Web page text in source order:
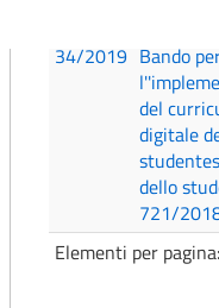
34/2019 Bando
del
digitale
dello
721/
Elementi per pagina: